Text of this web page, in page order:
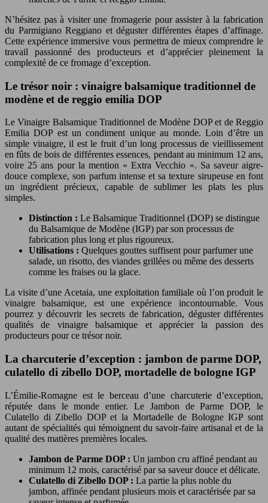
N’hésitez pas à visiter une fromagerie pour assister à la fabrication
du Parmigiano Reggiano et déguster différentes étapes d’affinage.
Cette expérience immersive vous permettra de mieux comprendre le
travail passionné des producteurs et d’apprécier pleinement la
complexité de ce fromage d’exception.
Le trésor noir : vinaigre balsamique traditionnel de
modène et de reggio emilia DOP
Le Vinaigre Balsamique Traditionnel de Modène DOP et de Reggio
Emilia DOP est un condiment unique au monde. Loin d’être un
simple vinaigre, il est le fruit d’un long processus de vieillissement
en fûts de bois de différentes essences, pendant au minimum 12 ans,
voire 25 ans pour la mention « Extra Vecchio ». Sa saveur aigre-
douce complexe, son parfum intense et sa texture sirupeuse en font
un ingrédient précieux, capable de sublimer les plats les plus
simples.
Distinction : Le Balsamique Traditionnel (DOP) se distingue
du Balsamique de Modène (IGP) par son processus de
fabrication plus long et plus rigoureux.
Utilisations : Quelques gouttes suffisent pour parfumer une
salade, un risotto, des viandes grillées ou même des desserts
comme les fraises ou la glace.
La visite d’une Acetaia, une exploitation familiale où l’on produit le
vinaigre balsamique, est une expérience incontournable. Vous
pourrez y découvrir les secrets de fabrication, déguster différentes
qualités de vinaigre balsamique et apprécier la passion des
producteurs pour ce trésor noir.
La charcuterie d’exception : jambon de parme DOP,
culatello di zibello DOP, mortadelle de bologne IGP
L’Émilie-Romagne est le berceau d’une charcuterie d’exception,
réputée dans le monde entier. Le Jambon de Parme DOP, le
Culatello di Zibello DOP et la Mortadelle de Bologne IGP sont
autant de spécialités qui témoignent du savoir-faire artisanal et de la
qualité des matières premières locales.
Jambon de Parme DOP : Un jambon cru affiné pendant au
minimum 12 mois, caractérisé par sa saveur douce et délicate.
Culatello di Zibello DOP : La partie la plus noble du
jambon, affinée pendant plusieurs mois et caractérisée par sa